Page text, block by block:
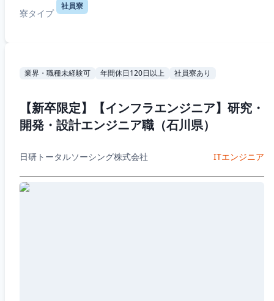
寮タイプ
社員寮
業界・職種未経験可 年間休日120日以上 社員寮あり
【新卒限定】【インフラエンジニア】研究・
開発・設計エンジニア職（石川県）
日研トータルソーシング株式会社 ITエンジニア